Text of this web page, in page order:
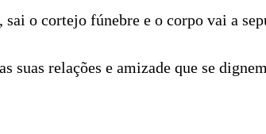
o cortejo fúnebre e o corpo vai a
suas relações e amizade que se